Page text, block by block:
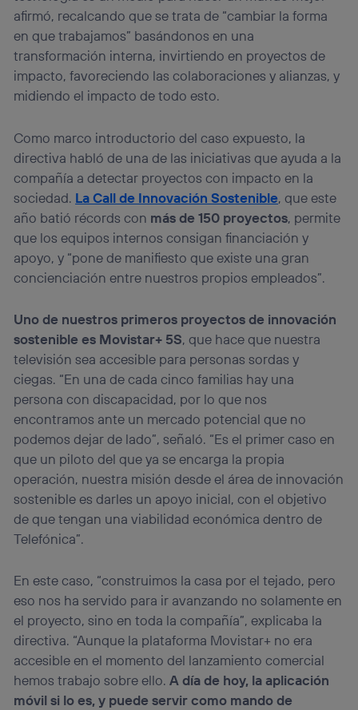
afirmó, recalcando que se trata de “cambiar la forma
en que trabajamos” basándonos en una
transformación interna, invirtiendo en proyectos de
impacto, favoreciendo las colaboraciones y alianzas, y
midiendo el impacto de todo esto.
Como marco introductorio del caso expuesto, la
directiva habló de una de las iniciativas que ayuda a la
compañía a detectar proyectos con impacto en la
sociedad. La Call de Innovación Sostenible, que este
año batió récords con más de 150 proyectos, permite
que los equipos internos consigan financiación y
apoyo, y “pone de manifiesto que existe una gran
concienciación entre nuestros propios empleados”.
Uno de nuestros primeros proyectos de innovación
sostenible es Movistar+ 5S, que hace que nuestra
televisión sea accesible para personas sordas y
ciegas. “En una de cada cinco familias hay una
persona con discapacidad, por lo que nos
encontramos ante un mercado potencial que no
podemos dejar de lado”, señaló. “Es el primer caso en
que un piloto del que ya se encarga la propia
operación, nuestra misión desde el área de innovación
sostenible es darles un apoyo inicial, con el objetivo
de que tengan una viabilidad económica dentro de
Telefónica”.
En este caso, “construimos la casa por el tejado, pero
eso nos ha servido para ir avanzando no solamente en
el proyecto, sino en toda la compañía”, explicaba la
directiva. “Aunque la plataforma Movistar+ no era
accesible en el momento del lanzamiento comercial
hemos trabajo sobre ello.A día de hoy, la aplicación
móvil si lo es, y puede servir como mando de